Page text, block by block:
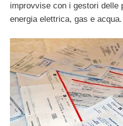
improvvise con i gestori delle
energia elettrica, gas e acqua.